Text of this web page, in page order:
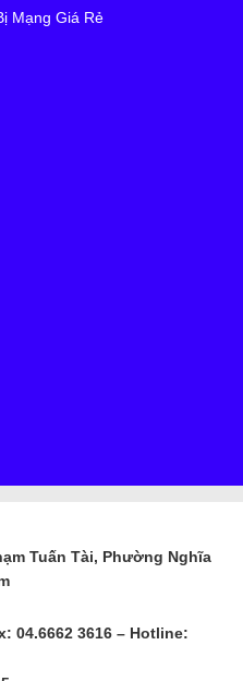
Mạng Giá Rẻ
Tuấn Tài, Phường Nghĩa
04.6662 3616 – Hotline: